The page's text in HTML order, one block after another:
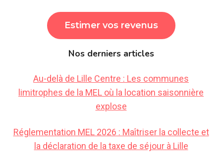
Estimer vos revenus
Nos derniers articles
Au-delà de Lille Centre : Les communes
limitrophes de la MEL où la location saisonnière
explose
Réglementation MEL 2026 : Maîtriser la collecte et
la déclaration de la taxe de séjour à Lille